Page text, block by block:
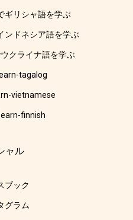
ギリシャ語を学ぶ
ンドネシア語を学ぶ
クライナ語を学ぶ
tagalog
vietnamese
finnish
ャル
ブック
グラム